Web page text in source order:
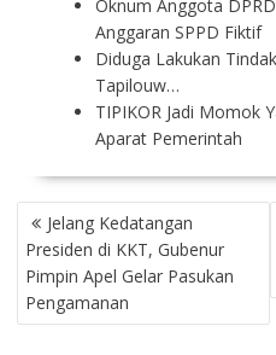
Oknum Anggota
Anggaran SPPD Fiktif
Diduga Lakukan
Tapilouw…
TIPIKOR Jadi Momok
Aparat Pemerintah
P
O
S
T
N
Jelang Kedatangan
Presiden di KKT, Gubenur
Pimpin Apel Gelar Pasukan
Pengamanan